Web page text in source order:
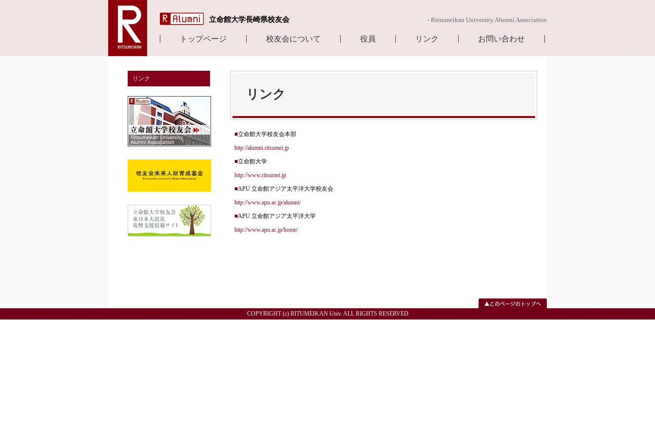
立命館大学長崎県校友会 - Ritsumeikan University Alumni Association
トップページ 校友会について 役員 リンク お問い合わせ
リンク
リンク
■立命館大学校友会本部
http://alumni.ritsumei.jp
■立命館大学
http://www.ritsumei.jp
■APU 立命館アジア太平洋大学校友会
http://www.apu.ac.jp/alumni/
■APU 立命館アジア太平洋大学
http://www.apu.ac.jp/home/
COPYRIGHT (c) RITUMEIKAN Univ. ALL RIGHTS RESERVED